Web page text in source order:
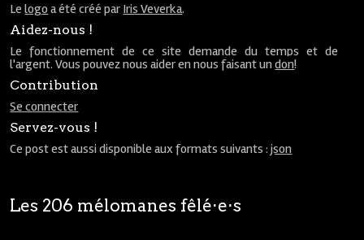
Lelogo a été créé par Iris Veverka.
Aidez-nous !
Le fonctionnement de ce site demande du temps et de
l'argent. Vous pouvez nous aider en nous faisant undon!
Contribution
Se connecter
Servez-vous !
Ce post est aussi disponible aux formats suivants :json
Les 206 mélomanes fêlé⋅e⋅s